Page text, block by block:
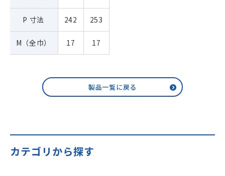
P 寸法
M（全巾）
242
17
253
17
製品一覧に戻る
カテゴリから探す